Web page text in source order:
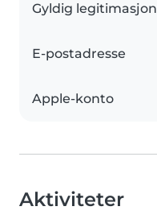
Gyldig legitimasjon
E-postadresse
Apple-konto
Aktiviteter